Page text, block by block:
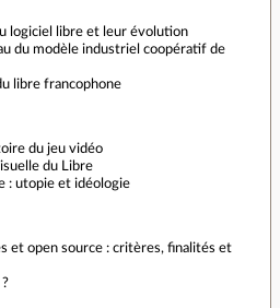
logiciel libre et leur évolution
du modèle industriel coopératif de
libre francophone
du jeu vidéo
du Libre
: utopie et idéologie
et open source : critères, finalités et